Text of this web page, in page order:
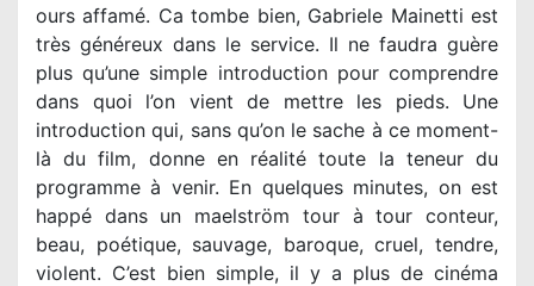
ours affamé. Ca tombe bien, Gabriele Mainetti est
très généreux dans le service. Il ne faudra guère
plus qu’une simple introduction pour comprendre
dans quoi l’on vient de mettre les pieds. Une
introduction qui, sans qu’on le sache à ce moment-
là du film, donne en réalité toute la teneur du
programme à venir. En quelques minutes, on est
happé dans un maelström tour à tour conteur,
beau, poétique, sauvage, baroque, cruel, tendre,
violent. C’est bien simple, il y a plus de cinéma